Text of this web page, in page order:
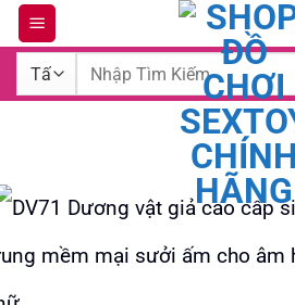
Bỏ
qua
dung
Tìm